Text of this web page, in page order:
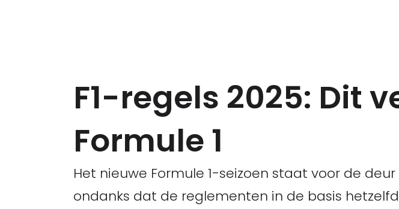
F1-regels 2025: Dit
Formule 1
Het nieuwe Formule 1-seizoen staat voor de
ondanks dat de reglementen in de basis